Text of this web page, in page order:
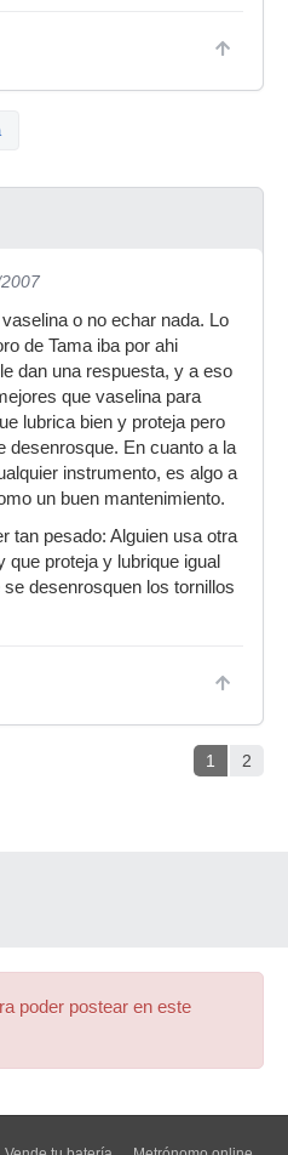
los tornillos de
o no echar nada. Lo
de Tama iba por ahi
dan una respuesta, y a eso
que vaselina para
lubrica bien y proteja pero
desenrosque. En cuanto a la
instrumento, es algo a
un buen mantenimiento.
tan pesado: Alguien usa otra
proteja y lubrique igual
desenrosquen los tornillos
1 2
poder postear en este